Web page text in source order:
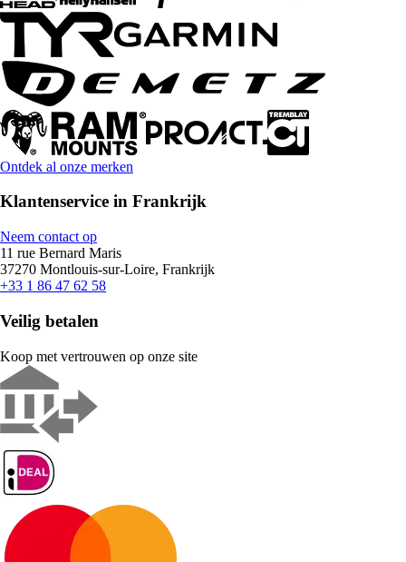
Ontdek al onze merken
Klantenservice in Frankrijk
Neem contact op
11 rue Bernard Maris
37270 Montlouis-sur-Loire, Frankrijk
+33 1 86 47 62 58
Veilig betalen
Koop met vertrouwen op onze site